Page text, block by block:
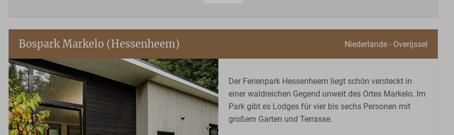
Bospark Markelo (Hessenheem) Niederlande - Overijssel
Der Ferienpark Hessenheem liegt schön versteckt in
einer waldreichen Gegend unweit des Ortes Markelo. Im
Park gibt es Lodges für vier bis sechs Personen mit
großem Garten und Terrasse.